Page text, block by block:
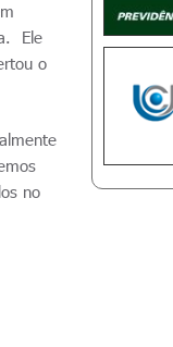
Ele
o
no